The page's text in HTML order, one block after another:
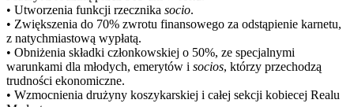
• Utworzenia funkcji rzecznika socio.
• Zwiększenia do 70% zwrotu finansowego za odstąpienie karnetu,
z natychmiastową wypłatą.
• Obniżenia składki członkowskiej o 50%, ze specjalnymi
warunkami dla młodych, emerytów i socios, którzy przechodzą
trudności ekonomiczne.
• Wzmocnienia drużyny koszykarskiej i całej sekcji kobiecej Realu